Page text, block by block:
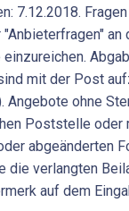
7.12.2018.
an
mit der Post
Angebote ohne
Poststelle oder
abgeänderten
die verlangten
auf dem